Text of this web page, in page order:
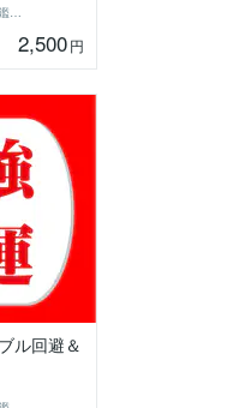
紫光【SHIKO】遠隔透視鑑定士
2,500円
ル回避＆